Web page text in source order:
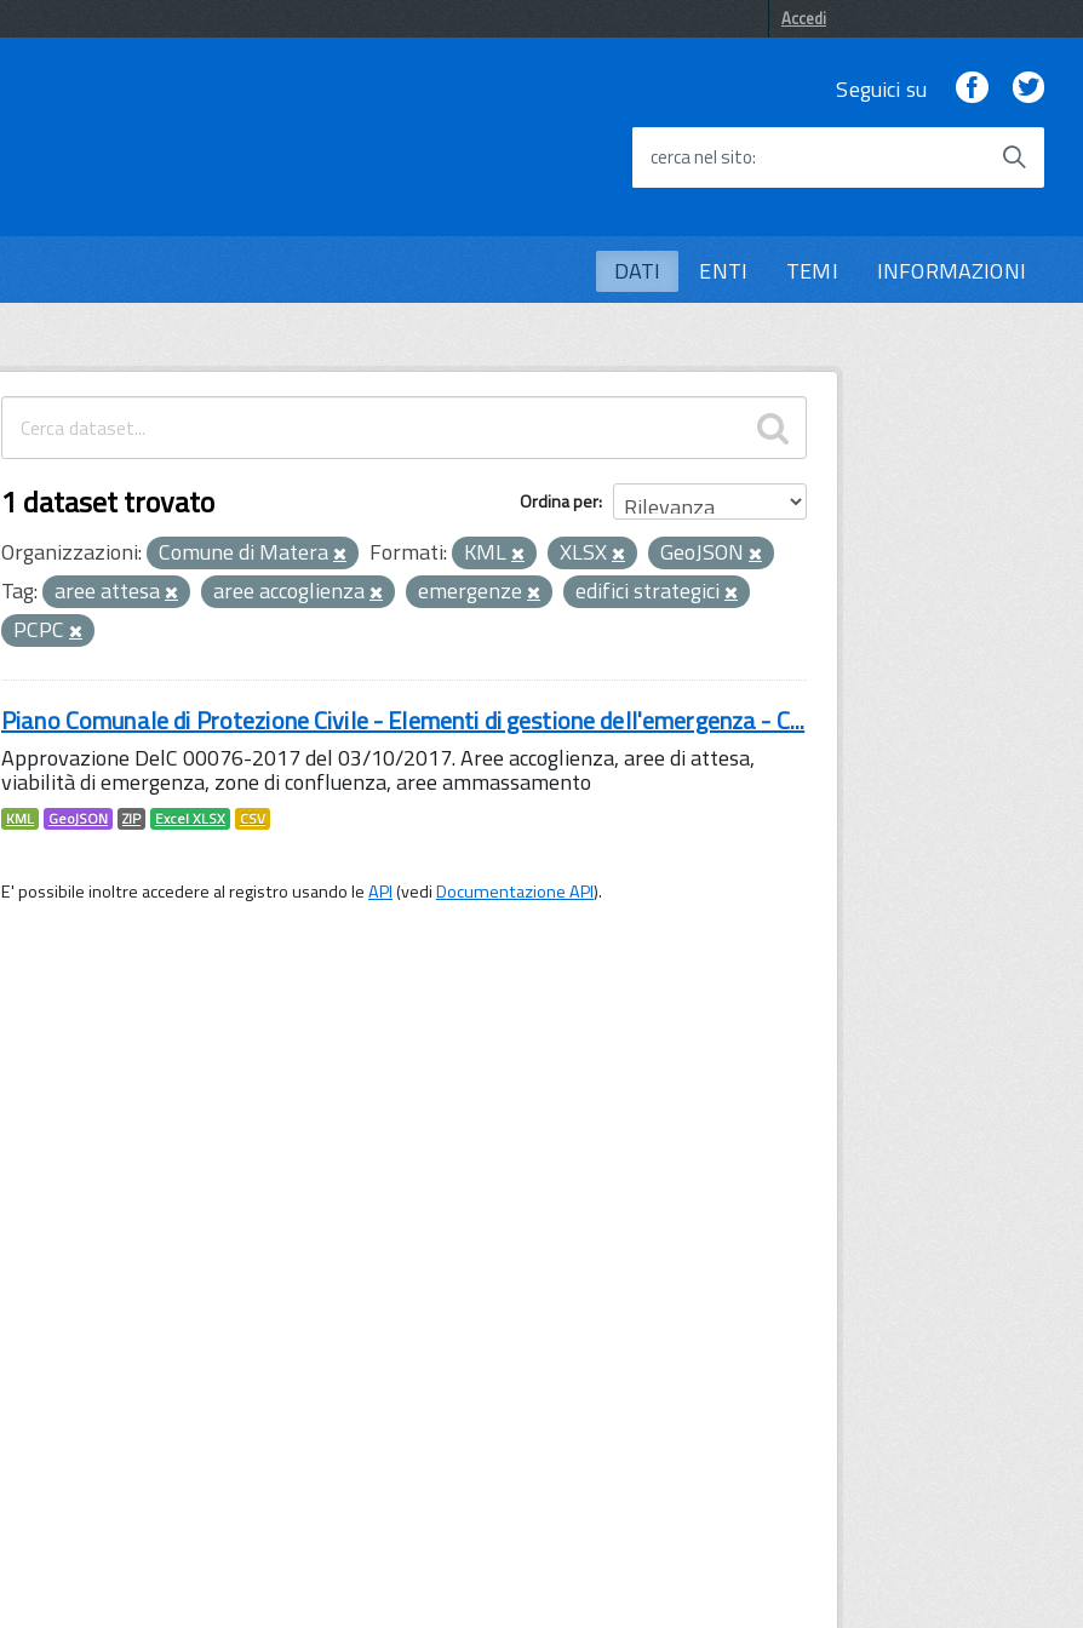
Accedi
Seguici su Facebook
cerca nel sito
DATI ENTI TEMI INFORMAZIONI
Ordina per
1 dataset trovato
Organizzazioni: Comune di Matera Formati: KML XLSX
GeoJSON
Tag: aree attesa aree accoglienza emergenze
edifici strategici
PCPC
Piano Comunale di Protezione Civile - Elementi di gestione dell'emergenza - C...
Approvazione DelC 00076-2017 del 03/10/2017. Aree accoglienza, aree di attesa,
viabilità di emergenza, zone di confluenza, aree ammassamento
KML GeoJSON ZIP Excel XLSX CSV
E' possibile inoltre accedere al registro usando leAPI(vediDocumentazione API).